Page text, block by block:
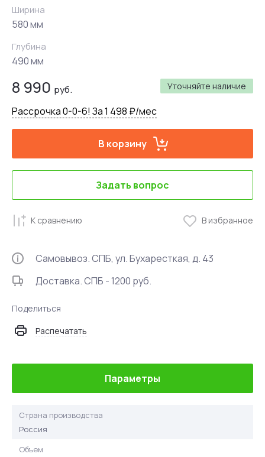
Ширина
580 мм
Глубина
490 мм
Уточняйте наличие
8 990 руб.
Рассрочка 0-0-6! За 1 498 ₽/мес
В корзину
Задать вопрос
К сравнению В избранное
Самовывоз. СПБ, ул. Бухаресткая, д. 43
Доставка. СПБ - 1200 руб.
Поделиться
Распечатать
Параметры
Страна производства
Россия
Объем